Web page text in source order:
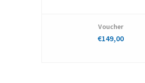
Voucher
€149,00